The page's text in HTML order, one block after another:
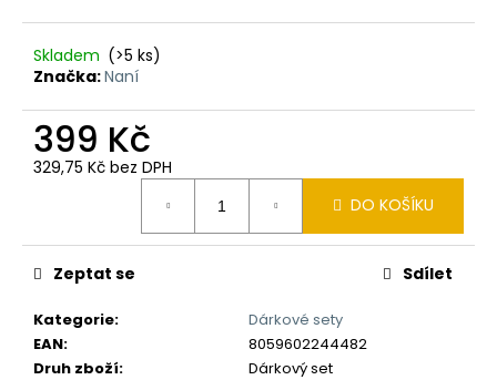
Skladem (>5 ks)
Značka:Naní
399 Kč
329,75 Kč bez DPH
DO KOŠÍKU
Kategorie:
Dárkové sety
EAN:
8059602244482
Druh zboží:
Dárkový set
Zeptat se Sdílet
D
o
p
o
u
e
m
e